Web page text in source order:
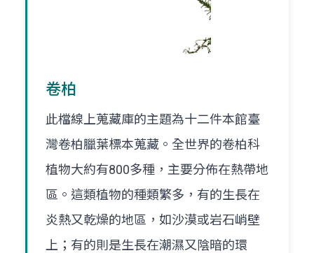
卷柏
此檔線上蒐藏庫的主題為十二件本館臺
灣卷柏臘葉標本蒐藏。全世界的卷柏科
植物大約有800多種，主要分佈在熱帶地
區。這類植物的種類繁多，有的生長在
炎熱又乾燥的地區，如沙漠或岩石峭壁
上；有的則是生長在潮濕又陰暗的環